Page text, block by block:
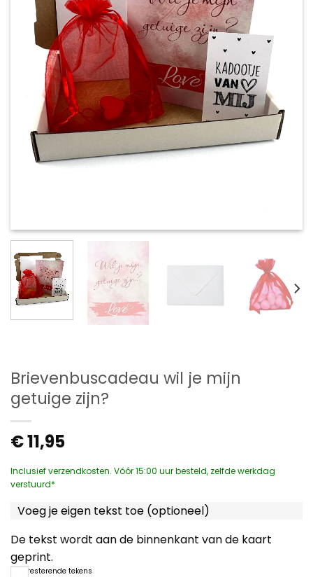
Brievenbuscadeau wil je mijn
getuige zijn?
€11,95
Inclusief verzendkosten. Vóór 15:00 uur besteld, zelfde werkdag
verstuurd*
Voeg je eigen tekst toe (optioneel)
De tekst wordt aan de binnenkant van de kaart
geprint.
resterende tekens